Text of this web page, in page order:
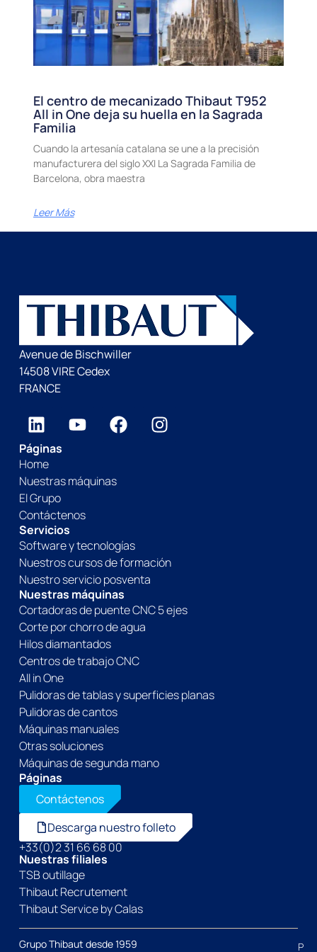
El centro de mecanizado Thibaut T952
All in One deja su huella en la Sagrada
Familia
Cuando la artesanía catalana se une a la precisión
manufacturera del siglo XXI La Sagrada Familia de
Barcelona, obra maestra
Leer Más
Avenue de Bischwiller
14508 VIRE Cedex
FRANCE
Páginas
Home
Nuestras máquinas
El Grupo
Contáctenos
Servicios
Software y tecnologías
Nuestros cursos de formación
Nuestro servicio posventa
Nuestras máquinas
Cortadoras de puente CNC 5 ejes
Corte por chorro de agua
Hilos diamantados
Centros de trabajo CNC
All in One
Pulidoras de tablas y superficies planas
Pulidoras de cantos
Máquinas manuales
Otras soluciones
Máquinas de segunda mano
Páginas
Contáctenos
Descarga nuestro folleto
+33(0)2 31 66 68 00
Nuestras filiales
TSB outillage
Thibaut Recrutement
Thibaut Service by Calas
Grupo Thibaut desde 1959
P